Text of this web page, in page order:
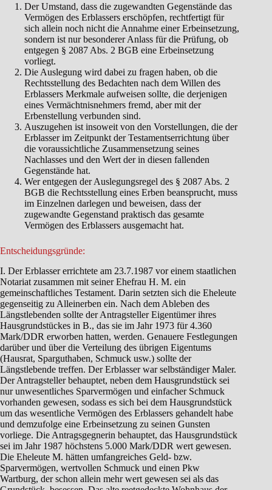
Der Umstand, dass die zugewandten Gegenstände das
Vermögen des Erblassers erschöpfen, rechtfertigt für
sich allein noch nicht die Annahme einer Erbeinsetzung,
sondern ist nur besonderer Anlass für die Prüfung, ob
entgegen § 2087 Abs. 2 BGB eine Erbeinsetzung
vorliegt.
Die Auslegung wird dabei zu fragen haben, ob die
Rechtsstellung des Bedachten nach dem Willen des
Erblassers Merkmale aufweisen sollte, die derjenigen
eines Vermächtnisnehmers fremd, aber mit der
Erbenstellung verbunden sind.
Auszugehen ist insoweit von den Vorstellungen, die der
Erblasser im Zeitpunkt der Testamentserrichtung über
die voraussichtliche Zusammensetzung seines
Nachlasses und den Wert der in diesen fallenden
Gegenstände hat.
Wer entgegen der Auslegungsregel des § 2087 Abs. 2
BGB die Rechtsstellung eines Erben beansprucht, muss
im Einzelnen darlegen und beweisen, dass der
zugewandte Gegenstand praktisch das gesamte
Vermögen des Erblassers ausgemacht hat.
Entscheidungsgründe:
I. Der Erblasser errichtete am 23.7.1987 vor einem staatlichen
Notariat zusammen mit seiner Ehefrau H. M. ein
gemeinschaftliches Testament. Darin setzten sich die Eheleute
gegenseitig zu Alleinerben ein. Nach dem Ableben des
Längstlebenden sollte der Antragsteller Eigentümer ihres
Hausgrundstückes in B., das sie im Jahr 1973 für 4.360
Mark/DDR erworben hatten, werden. Genauere Festlegungen
darüber und über die Verteilung des übrigen Eigentums
(Hausrat, Sparguthaben, Schmuck usw.) sollte der
Längstlebende treffen. Der Erblasser war selbständiger Maler.
Der Antragsteller behauptet, neben dem Hausgrundstück sei
nur unwesentliches Sparvermögen und einfacher Schmuck
vorhanden gewesen, sodass es sich bei dem Hausgrundstück
um das wesentliche Vermögen des Erblassers gehandelt habe
und demzufolge eine Erbeinsetzung zu seinen Gunsten
vorliege. Die Antragsgegnerin behauptet, das Hausgrundstück
sei im Jahr 1987 höchstens 5.000 Mark/DDR wert gewesen.
Die Eheleute M. hätten umfangreiches Geld- bzw.
Sparvermögen, wertvollen Schmuck und einen Pkw
Wartburg, der schon allein mehr wert gewesen sei als das